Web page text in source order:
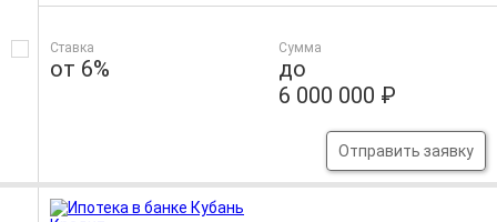
Ставка
от 6%
Сумма
до
6 000 000 ₽
Отправить заявку